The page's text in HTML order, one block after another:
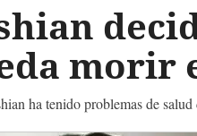
morir
ha tenido problemas de